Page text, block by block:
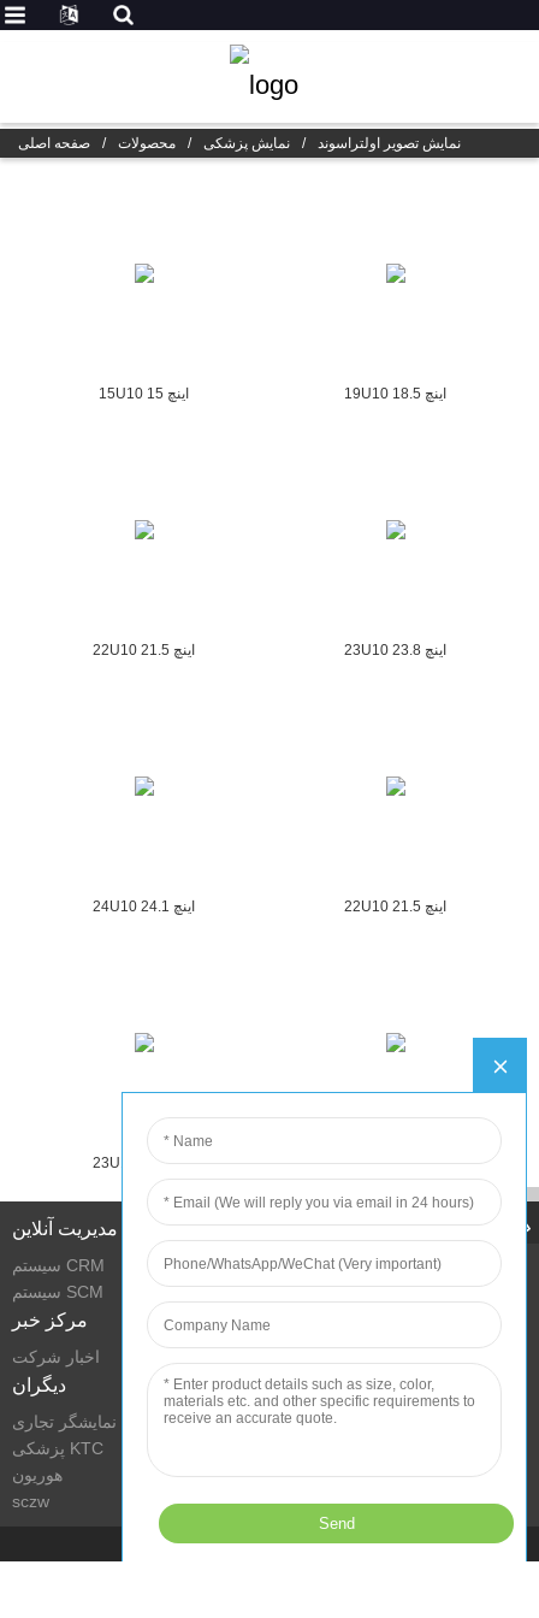
صفحه اصلی / محصولات / نمایش پزشکی / نمایش تصویر اولتراسوند
15U10 15 اینچ 19U10 18.5 اینچ
22U10 21.5 اینچ 23U10 23.8 اینچ
24U10 24.1 اینچ 22U10 21.5 اینچ
23U10 23.8 اینچ 24U10 24.1 اینچ
مدیریت آنلاین
سیستم CRM
سیستم SCM
مرکز خبر
اخبار شرکت
دیگران
پزشکی KTC
هوریون
sczw